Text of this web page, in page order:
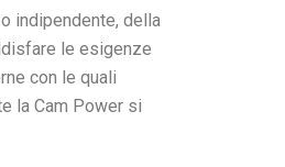
indipendente, della
le esigenze
con le quali
la Cam Power si